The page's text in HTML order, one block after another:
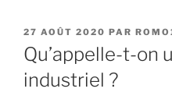
PUBLIÉ
LE
27 AOÛT 2020 PAR
Qu’appelle-t-on
industriel ?